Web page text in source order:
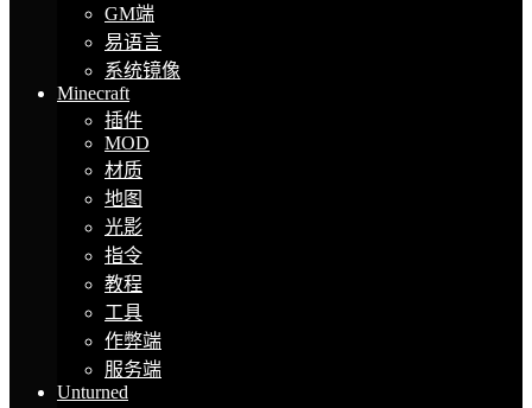
GM端
易语言
系统镜像
Minecraft
插件
MOD
材质
地图
光影
指令
教程
工具
作弊端
服务端
Unturned